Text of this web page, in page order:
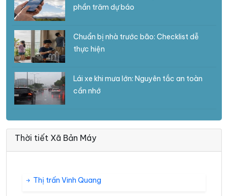
phần trăm dự báo
Chuẩn bị nhà trước bão: Checklist dễ
thực hiện
Lái xe khi mưa lớn: Nguyên tắc an toàn
cần nhớ
Thời tiết Xã Bản Máy
Thị trấn Vinh Quang